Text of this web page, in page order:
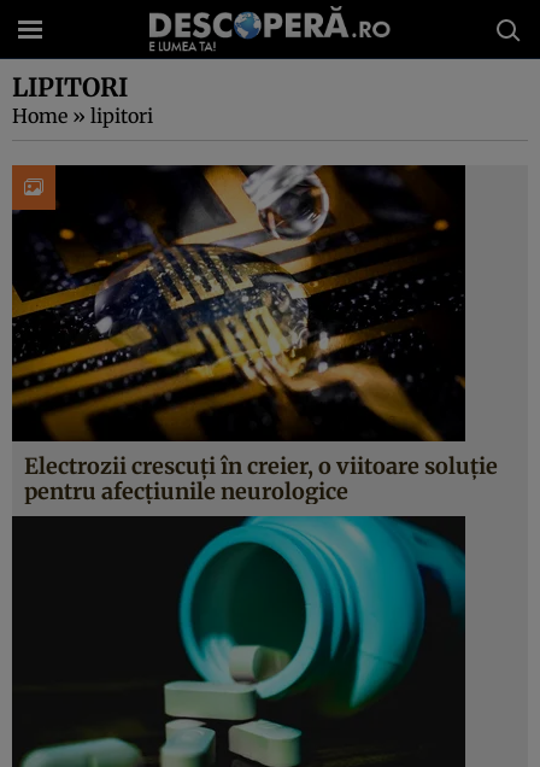
LIPITORI
Home » lipitori
Electrozii crescuți în creier, o viitoare soluție
pentru afecțiunile neurologice